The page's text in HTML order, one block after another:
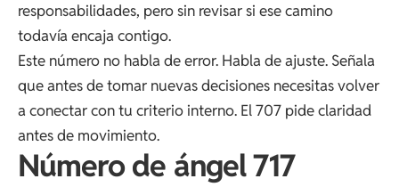
responsabilidades, pero sin revisar si ese camino
todavía encaja contigo.
Este número no habla de error. Habla de ajuste. Señala
que antes de tomar nuevas decisiones necesitas volver
a conectar con tu criterio interno. El 707 pide claridad
antes de movimiento.
Número de ángel 717